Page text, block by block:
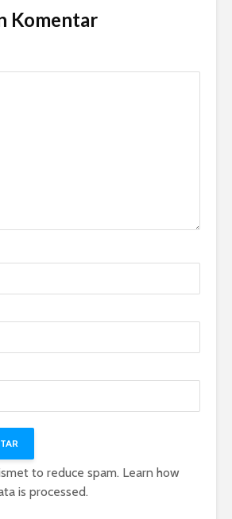
Komentar
to reduce spam. Learn how
is processed.